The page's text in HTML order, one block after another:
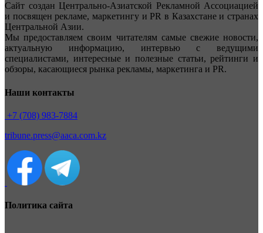
Сайт создан Центрально-Азиатской Рекламной Ассоциацией
и посвящен рекламе, маркетингу и PR в Казахстане и странах
Центральной Азии.
Мы предоставляем своим читателям самые свежие новости,
актуальную информацию, интервью с ведущими
специалистами, интересные и полезные статьи, рейтинги и
обзоры, касающиеся рынка рекламы, маркетинга и PR.
Наши контакты
+7 (708) 983-7884
tribune.press@aaca.com.kz
Политика сайта